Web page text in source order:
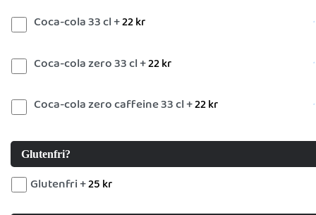
Coca-cola 33 cl +22kr
Coca-cola zero 33 cl +22kr
Coca-cola zero caffeine 33 cl +22kr
Glutenfri?
Glutenfri +25 kr